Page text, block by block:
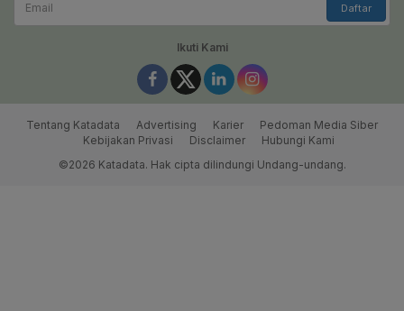
Daftar
Ikuti Kami
Tentang Katadata Advertising Karier
Pedoman Media Siber
Kebijakan Privasi
Disclaimer
Hubungi Kami
©2026 Katadata. Hak cipta dilindungi Undang-undang.